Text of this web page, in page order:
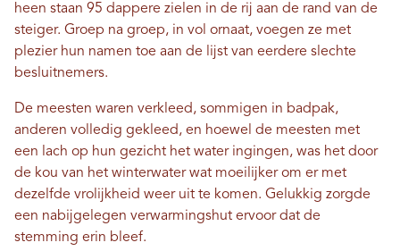
heen staan ​​95 dappere zielen in de rij aan de rand van de
steiger. Groep na groep, in vol ornaat, voegen ze met
plezier hun namen toe aan de lijst van eerdere slechte
besluitnemers.
De meesten waren verkleed, sommigen in badpak,
anderen volledig gekleed, en hoewel de meesten met
een lach op hun gezicht het water ingingen, was het door
de kou van het winterwater wat moeilijker om er met
dezelfde vrolijkheid weer uit te komen. Gelukkig zorgde
een nabijgelegen verwarmingshut ervoor dat de
stemming erin bleef.